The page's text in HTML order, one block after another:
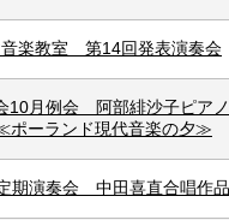
音楽教室 第14回発表演奏会
10月例会 阿部緋沙子ピア
ーランド現代音楽の夕≫
期演奏会 中田喜直合唱作